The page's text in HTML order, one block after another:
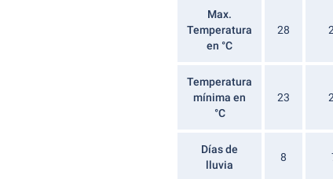
Max.
Temperatura
en °C
28
Temperatura
mínima en
°C
23
Días de
lluvia
8